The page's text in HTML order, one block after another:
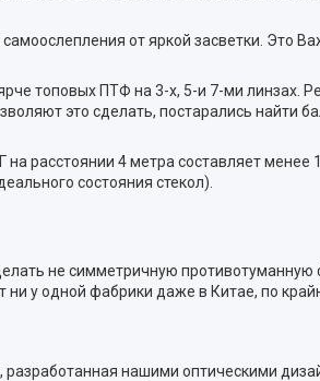
от яркой засветки. Это
топовых ПТФ на 3-х, 5-и 7-ми линзах.
это сделать, постарались найти
расстоянии 4 метра составляет менее
состояния стекол).
не симметричную противотуманную
у одной фабрики даже в Китае, по
разработанная нашими оптическими